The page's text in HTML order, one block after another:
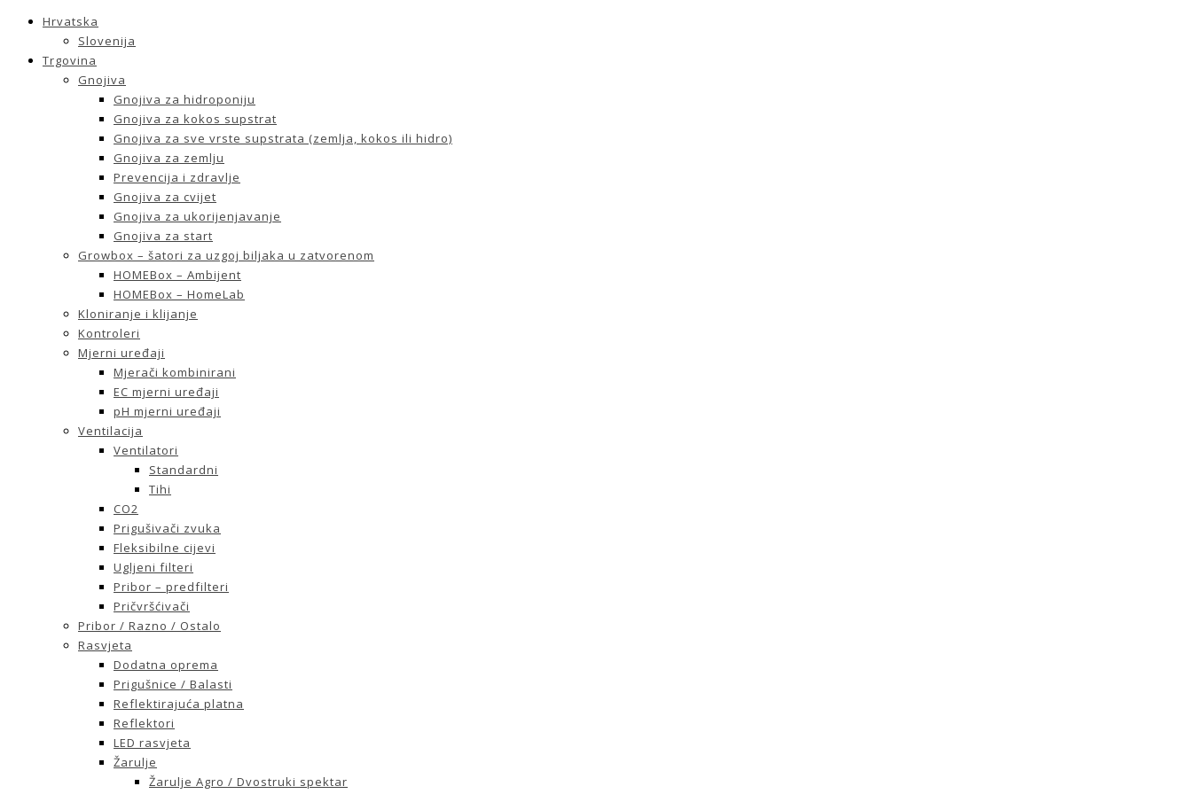
Hrvatska
Slovenija
Trgovina
Gnojiva
Gnojiva za hidroponiju
Gnojiva za kokos supstrat
Gnojiva za sve vrste supstrata (zemlja, kokos ili hidro)
Gnojiva za zemlju
Prevencija i zdravlje
Gnojiva za cvijet
Gnojiva za ukorijenjavanje
Gnojiva za start
Growbox – šatori za uzgoj biljaka u zatvorenom
HOMEBox – Ambijent
HOMEBox – HomeLab
Kloniranje i klijanje
Kontroleri
Mjerni uređaji
Mjerači kombinirani
EC mjerni uređaji
pH mjerni uređaji
Ventilacija
Ventilatori
Standardni
Tihi
CO2
Prigušivači zvuka
Fleksibilne cijevi
Ugljeni filteri
Pribor – predfilteri
Pričvršćivači
Pribor / Razno / Ostalo
Rasvjeta
Dodatna oprema
Prigušnice / Balasti
Reflektirajuća platna
Reflektori
LED rasvjeta
Žarulje
Žarulje Agro / Dvostruki spektar